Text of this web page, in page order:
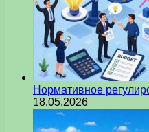
Нормативное
18.05.2026